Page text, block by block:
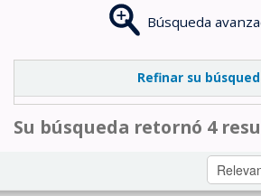
Búsqueda
Refinar su
Su búsqueda retornó 4